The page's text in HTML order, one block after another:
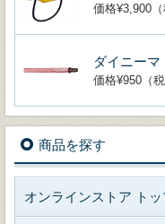
価格¥3,900（
ダイニー
価格¥950（税
商品を探す
オンラインストア トッ